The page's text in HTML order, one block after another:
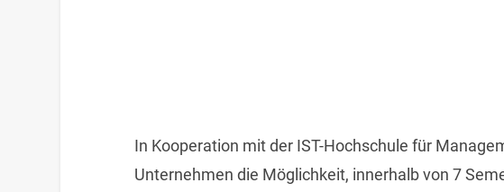
In Kooperation mit der IST-Hochschule für
Unternehmen die Möglichkeit, innerhalb von 7